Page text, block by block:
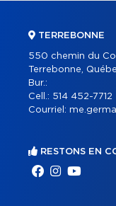
TERREBONNE
550 chemin du
Terrebonne,
Bur.:
Cell.: 514 452-7712
Courriel:
RESTONS EN